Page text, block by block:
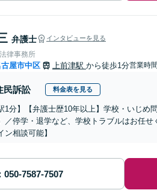
弁護士 インタビューを見る
律事務所
屋市中区 上前津駅 から徒歩1分営業時
民訴訟 料金表を見る
1分】【弁護士歴10年以上】学校・いじ
／停学・退学など、学校トラブルはお任
ン相談可能】